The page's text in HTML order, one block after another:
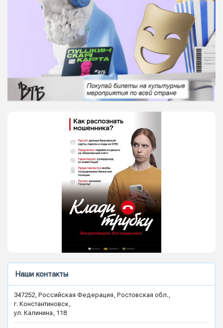
Наши контакты
347252, Российская Федерация, Ростовская обл.,
г. Константиновск,
ул. Калинина, 118